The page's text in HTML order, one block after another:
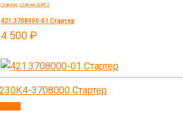
Стартер Стартер БАТЭ
421.3708000-01 Стартер
4 500 ₽